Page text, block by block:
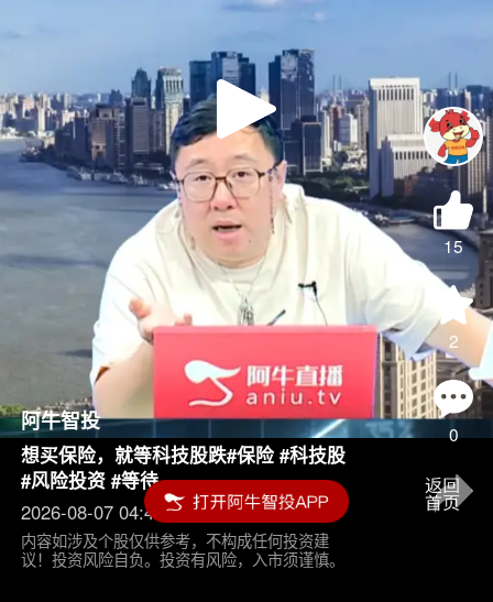
Play
Video
15
2
0
阿牛智投
想买保险，就等科技股跌#保险 #科技股
#风险投资 #等待
2026-08-07 04:45
内容如涉及个股仅供参考，不构成任何投资建
议！投资风险自负。投资有风险，入市须谨慎。